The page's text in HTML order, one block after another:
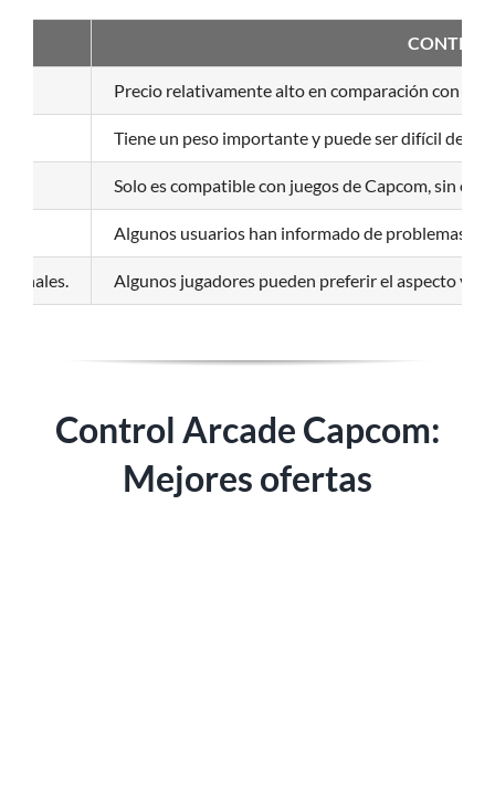
Precio relativamente alto en comparación con
Tiene un peso importante y puede ser difícil de
Solo es compatible con juegos de Capcom, sin
Algunos usuarios han informado de problemas
Algunos jugadores pueden preferir el aspecto y la
Control Arcade Capcom:
Mejores ofertas